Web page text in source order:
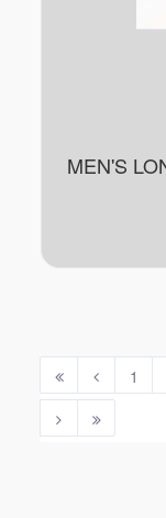
MEN'S
1